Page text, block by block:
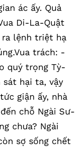
ác ấy. Quả
Di-La-Quật
ra lệnh triệt hạ
trách: -
quý trọng Tỳ-
sát hại ta, vậy
giận ấy, nhà
chỗ Ngài Sư-
chưa? Ngài
sợ sống chết